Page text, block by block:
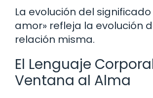
La evolución del significado
amor» refleja la evolución
relación misma.
El Lenguaje
Ventana al Alma